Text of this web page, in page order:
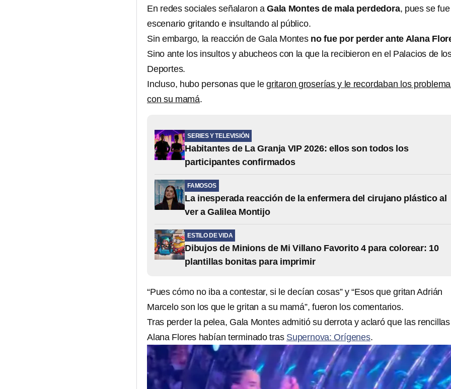
En redes sociales señalaron a Gala Montes de mala perdedora, pues se
escenario gritando e insultando al público.
Sin embargo, la reacción de Gala Montes no fue por perder ante Alana
Sino ante los insultos y abucheos con la que la recibieron en el Palacios de
Deportes.
Incluso, hubo personas que legritaron groserías y le recordaban los
con su mamá.
SERIES Y TELEVISIÓN
Habitantes de La Granja VIP 2026: ellos son todos los
participantes confirmados
FAMOSOS
La inesperada reacción de la enfermera del cirujano plástico al
ver a Galilea Montijo
ESTILO DE VIDA
Dibujos de Minions de Mi Villano Favorito 4 para colorear: 10
plantillas bonitas para imprimir
“Pues cómo no iba a contestar, si le decían cosas” y “Esos que gritan Adrián
Marcelo son los que le gritan a su mamá”, fueron los comentarios.
Tras perder la pelea, Gala Montes admitió su derrota y aclaró que las
Alana Flores habían terminado tras Supernova: Orígenes.